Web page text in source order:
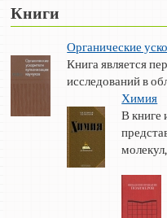
Книги
Органические
Книга является
исследований в
Химия
В книге